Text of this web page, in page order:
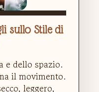
sullo Stile di
e dello spazio.
il movimento.
leggero,